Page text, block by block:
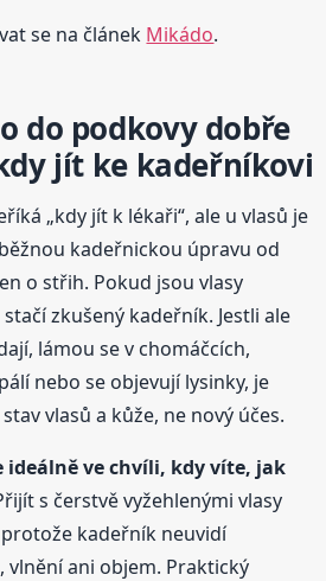
se na článek Mikádo.
do podkovy dobře
jít ke kadeřníkovi
„kdy jít k lékaři“, ale u vlasů je
kadeřnickou úpravu od
o střih. Pokud jsou vlasy
zkušený kadeřník. Jestli ale
lámou se v chomáčcích,
nebo se objevují lysinky, je
vlasů a kůže, ne nový účes.
ideálně ve chvíli, kdy víte, jak
s čerstvě vyžehlenými vlasy
kadeřník neuvidí
ani objem. Praktický